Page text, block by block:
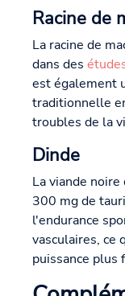
Racine de
La racine de
dans des
est également
traditionnelle
troubles de la
Dinde
La viande
300 mg de
l'endurance
vasculaires, ce
puissance plus